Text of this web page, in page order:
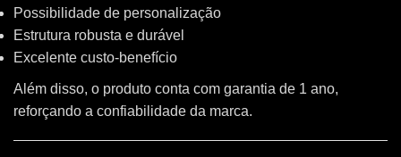
Possibilidade de personalização
Estrutura robusta e durável
Excelente custo-benefício
Além disso, o produto conta com garantia de 1 ano,
reforçando a confiabilidade da marca.